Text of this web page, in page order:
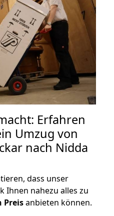
Erfahren
Umzug von
nach Nidda
dass unser
Ihnen nahezu alles zu
Preisanbieten können.